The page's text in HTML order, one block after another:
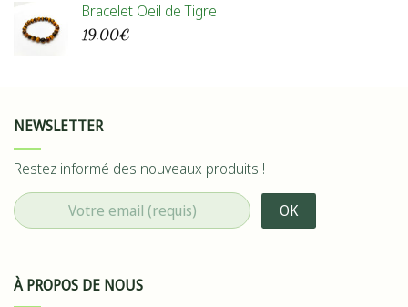
Bracelet Oeil de Tigre
19,00€
NEWSLETTER
Restez informé des nouveaux produits !
À PROPOS DE NOUS